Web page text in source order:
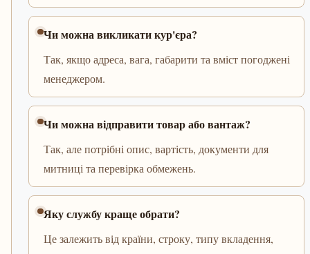
Чи можна викликати кур'єра?
Так, якщо адреса, вага, габарити та вміст погоджені
менеджером.
Чи можна відправити товар або вантаж?
Так, але потрібні опис, вартість, документи для
митниці та перевірка обмежень.
Яку службу краще обрати?
Це залежить від країни, строку, типу вкладення,